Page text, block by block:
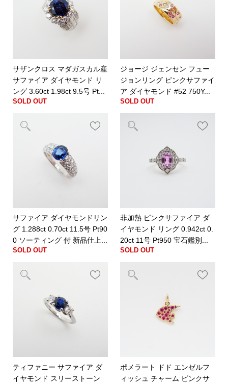
サザンクロス マダガスカル産
サファイア ダイヤモンド リ
ング 3.60ct 1.98ct 9.5号 Pt...
SOLD OUT
ジョージ ジェンセン フュー
ジョンリング ピンクサファイ
ア ダイヤモンド #52 750Y...
SOLD OUT
サファイア ダイヤモンドリン
グ 1.288ct 0.70ct 11.5号 Pt90
0 ソーティング 付 新品仕上...
SOLD OUT
非加熱 ピンクサファイア ダ
イヤモンド リング 0.942ct 0.
20ct 11号 Pt950 宝石鑑別...
SOLD OUT
ティファニー サファイア ダ
イヤモンド スリーストーン
ポメラート ドド エンゼルフ
ィッシュ チャーム ピンクサ